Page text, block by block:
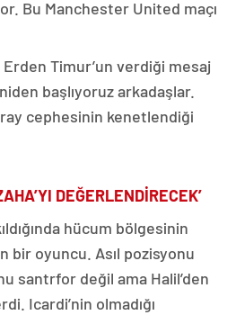
Bu Manchester United maçı
Erden Timur’un verdiği mesaj
başlıyoruz arkadaşlar.
cephesinin kenetlendiği
DEĞERLENDİRECEK’
hücum bölgesinin
bir oyuncu. Asıl pozisyonu
santrfor değil ama Halil’den
Icardi’nin olmadığı